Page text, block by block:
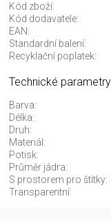
Kód zboží:
Kód dodavatele:
EAN:
Standardní balení:
Recyklační poplatek:
Technické parametry
Barva:
Délka:
Druh:
Materiál:
Potisk:
Průměr jádra:
S prostorem pro štítky:
Transparentní: